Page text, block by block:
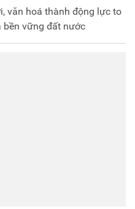
văn hoá thành động lực to
bền vững đất nước